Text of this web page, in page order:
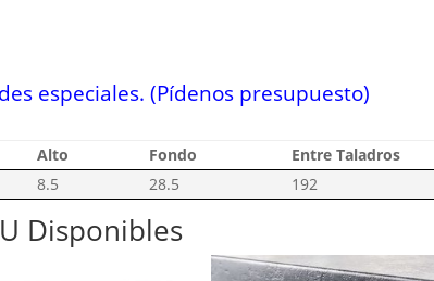
especiales. (Pídenos presupuesto)
Alto Fondo
Entre Taladros
8.5 28.5 192
Disponibles